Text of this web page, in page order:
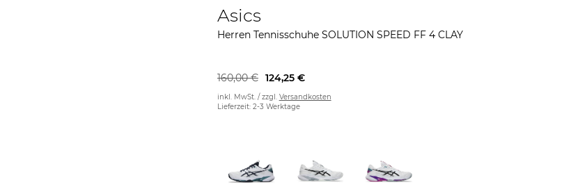
Asics
Herren Tennisschuhe SOLUTION SPEED FF 4 CLAY
124,25 €
160,00 €
inkl. MwSt. / zzgl. Versandkosten
Lieferzeit: 2-3 Werktage